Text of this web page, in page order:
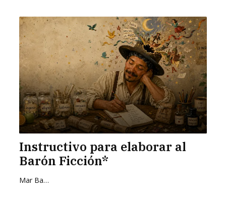
Instructivo para elaborar al
Barón Ficción*
Mar Barrientos